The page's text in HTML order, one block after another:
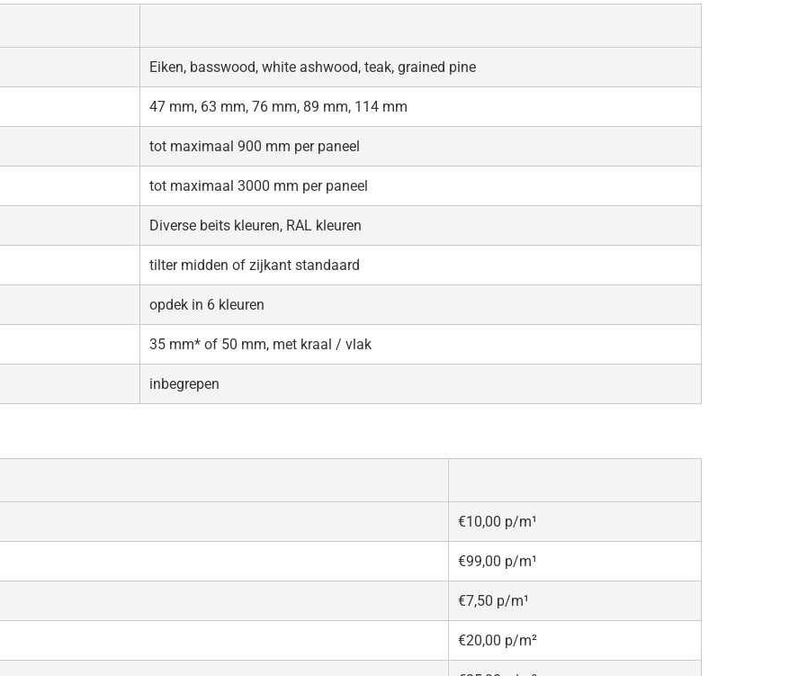
Eiken, basswood, white ashwood, teak, grained pine
47 mm, 63 mm, 76 mm, 89 mm, 114 mm
tot maximaal 900 mm per paneel
tot maximaal 3000 mm per paneel
Diverse beits kleuren, RAL kleuren
tilter midden of zijkant standaard
opdek in 6 kleuren
35 mm* of 50 mm, met kraal / vlak
inbegrepen
€10,00 p/m¹
€99,00 p/m¹
€7,50 p/m¹
€20,00 p/m²